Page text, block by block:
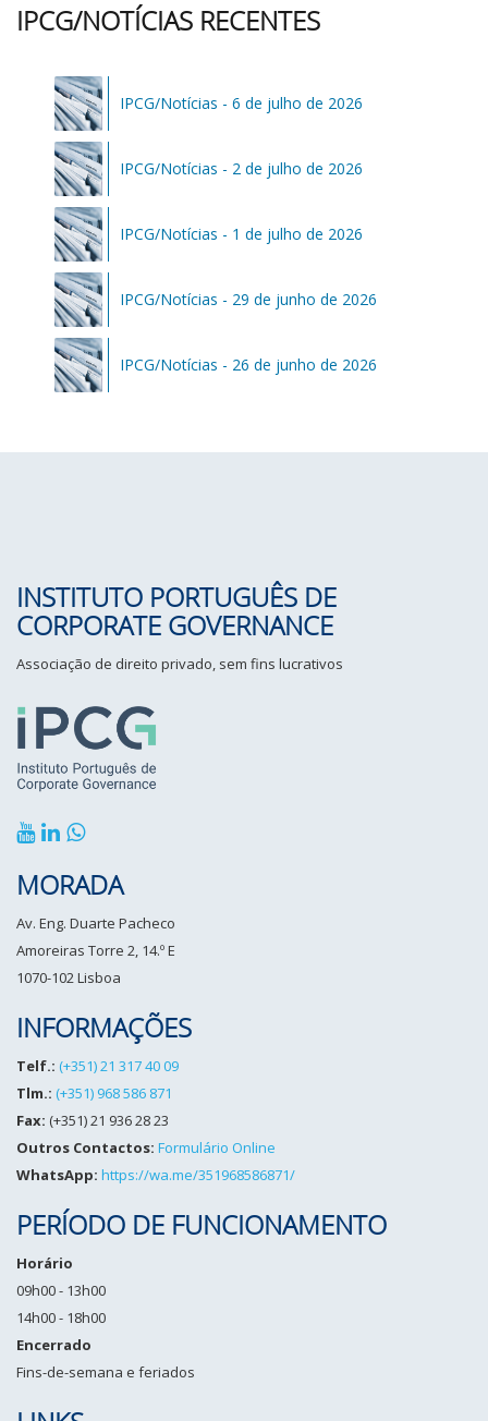
IPCG/NOTÍCIAS RECENTES
IPCG/Notícias - 6 de julho de 2026
IPCG/Notícias - 2 de julho de 2026
IPCG/Notícias - 1 de julho de 2026
IPCG/Notícias - 29 de junho de 2026
IPCG/Notícias - 26 de junho de 2026
INSTITUTO PORTUGUÊS DE
CORPORATE GOVERNANCE
Associação de direito privado, sem fins lucrativos
MORADA
Av. Eng. Duarte Pacheco
Amoreiras Torre 2, 14.º E
1070-102 Lisboa
INFORMAÇÕES
Telf.: (+351) 21 317 40 09
Tlm.: (+351) 968 586 871
Fax: (+351) 21 936 28 23
Outros Contactos: Formulário Online
WhatsApp: https://wa.me/351968586871/
PERÍODO DE FUNCIONAMENTO
Horário
09h00 - 13h00
14h00 - 18h00
Encerrado
Fins-de-semana e feriados